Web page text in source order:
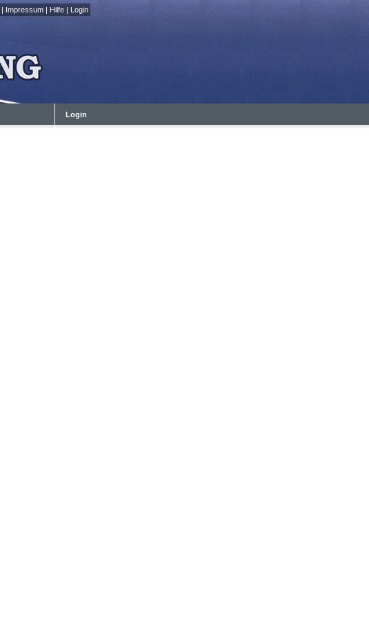
| Impressum | Hilfe | Login
Login